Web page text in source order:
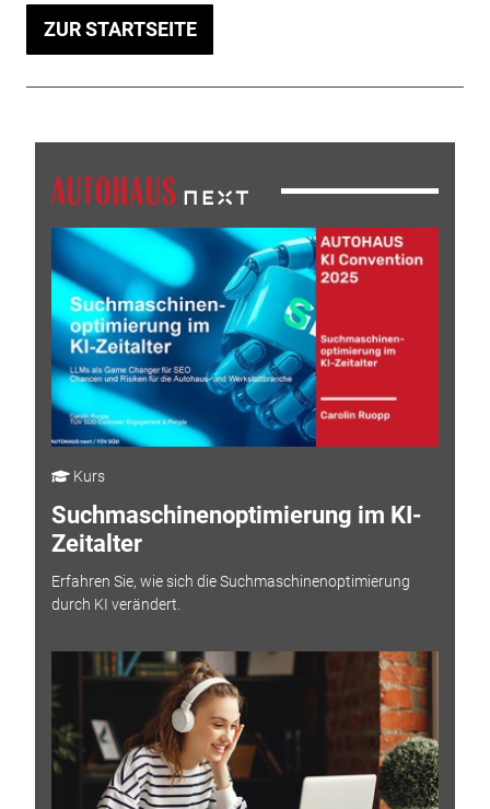
ZUR STARTSEITE
Kurs
Suchmaschinenoptimierung im KI-
Zeitalter
Erfahren Sie, wie sich die Suchmaschinenoptimierung
durch KI verändert.